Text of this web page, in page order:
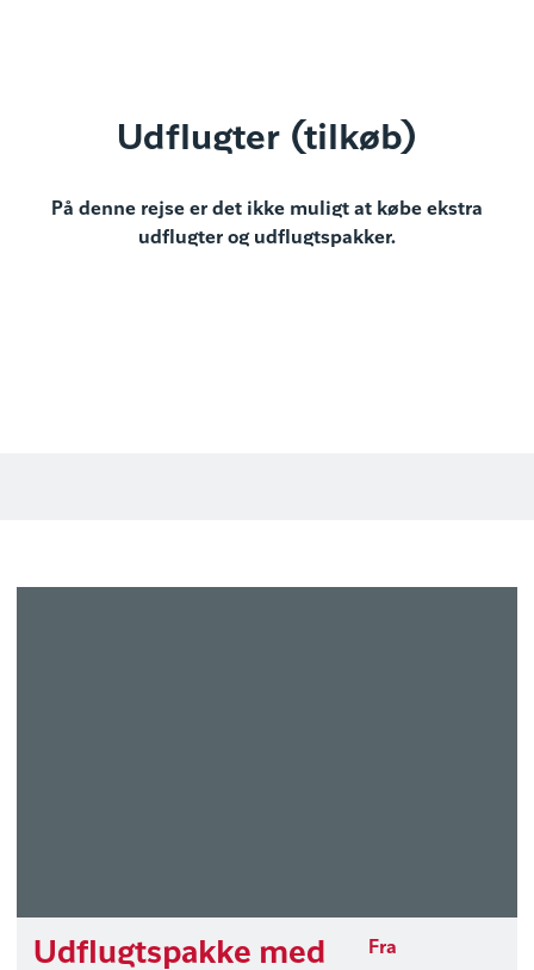
Udflugter (tilkøb)
På denne rejse er det ikke muligt at købe ekstra
udflugter og udflugtspakker.
Udflugtspakke med Fra